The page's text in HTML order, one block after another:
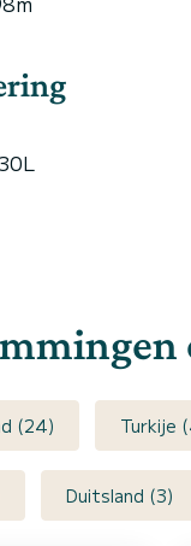
(24) Turkije
Duitsland (3)